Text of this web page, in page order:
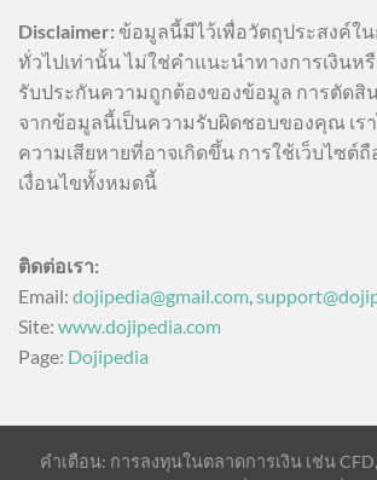
Disclaimer: ข้อมูลนี้มีไว้เพื่อวัตถุประสงค์ใ
ทั่วไปเท่านั้น ไม่ใช่คำแนะนำทางการเงินห
รับประกันความถูกต้องของข้อมูล การตัดสิ
จากข้อมูลนี้เป็นความรับผิดชอบของคุณ เร
ความเสียหายที่อาจเกิดขึ้น การใช้เว็บไซต์
เงื่อนไขทั้งหมดนี้
ติดต่อเรา:
Email: dojipedia@gmail.com,
Site: www.dojipedia.com
Page: Dojipedia
คำเตือน: การลงทุนในตลาดการเงิน เช่น